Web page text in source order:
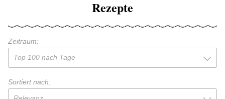
Rezepte
Zeitraum:
Top 100 nach Tage
Sortiert nach: